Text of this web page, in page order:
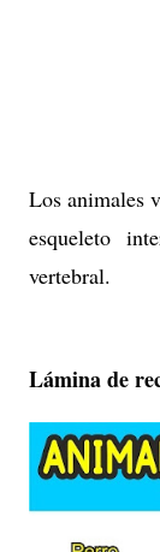
Los animales
esqueleto
vertebral.
Lámina de